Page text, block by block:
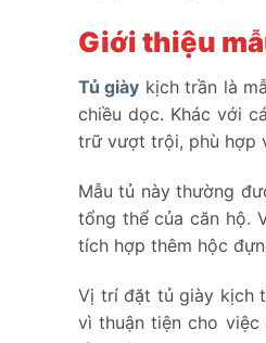
Giới thiệu
Tủ giày kịch trần là
chiều dọc. Khác với
trữ vượt trội, phù hợp
Mẫu tủ này thường
tổng thể của căn hộ.
tích hợp thêm hộc
Vị trí đặt tủ giày kịch
vì thuận tiện cho